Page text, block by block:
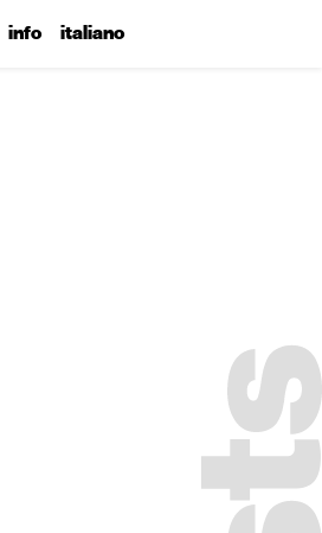
info italiano